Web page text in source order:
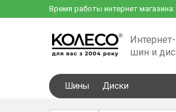
Время работы интернет магазина:
шин и
Шины Диски